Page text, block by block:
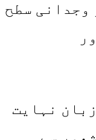
وجدانی سطح
نہایت